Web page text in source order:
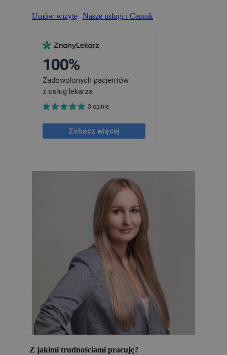
Umów wizytę Nasze usługi i Cennik
Z jakimi trudnościami pracuję?